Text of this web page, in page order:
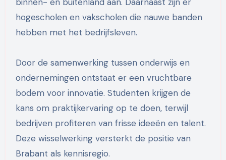
binnen- en buitenland aan. Daarnaast zijn er
hogescholen en vakscholen die nauwe banden
hebben met het bedrijfsleven.
Door de samenwerking tussen onderwijs en
ondernemingen ontstaat er een vruchtbare
bodem voor innovatie. Studenten krijgen de
kans om praktijkervaring op te doen, terwijl
bedrijven profiteren van frisse ideeën en talent.
Deze wisselwerking versterkt de positie van
Brabant als kennisregio.